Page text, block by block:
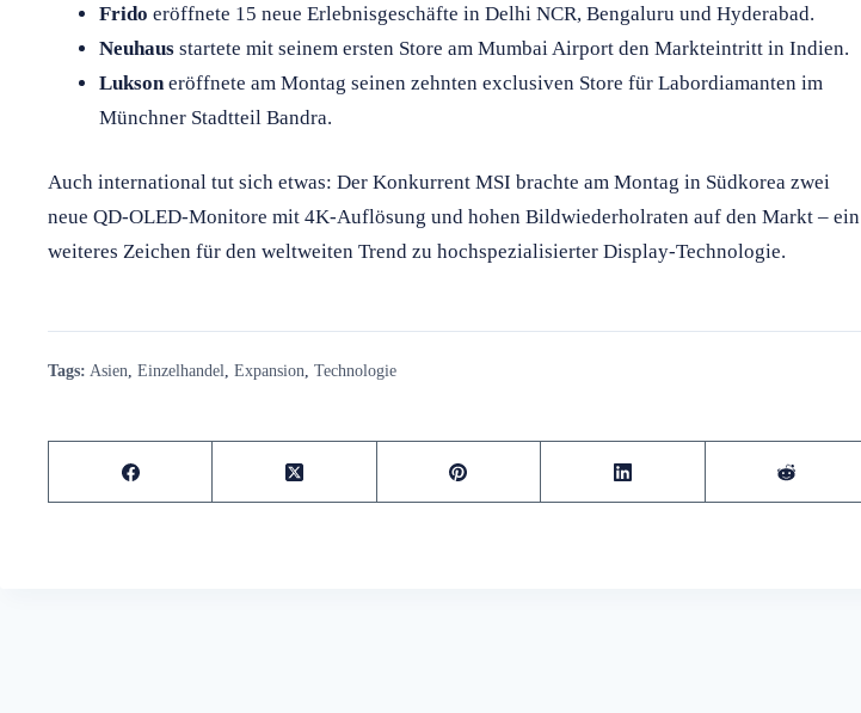
Frido eröffnete 15 neue Erlebnisgeschäfte in Delhi NCR, Bengaluru und Hyderabad.
Neuhausstartete mit seinem ersten Store am Mumbai Airport den Markteintritt in Indien.
Luksoneröffnete am Montag seinen zehnten exclusiven Store für Labordiamanten im
Münchner Stadtteil Bandra.
Auch international tut sich etwas: Der Konkurrent MSI brachte am Montag in Südkorea zwei
neue QD-OLED-Monitore mit 4K-Auflösung und hohen Bildwiederholraten auf den Markt – ein
weiteres Zeichen für den weltweiten Trend zu hochspezialisierter Display-Technologie.
Tags: Asien Einzelhandel Expansion Technologie